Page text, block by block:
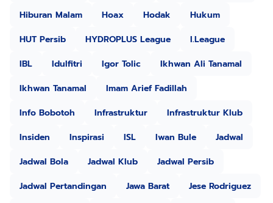
Hiburan Malam
Hoax Hodak
Hukum
HUT Persib
HYDROPLUS League
I.League
IBL
Idulfitri Igor Tolic
Ikhwan Ali Tanamal
Ikhwan Tanamal
Imam Arief Fadillah
Info Bobotoh
Infrastruktur
Infrastruktur Klub
Insiden
Inspirasi ISL Iwan Bule
Jadwal
Jadwal Bola
Jadwal Klub
Jadwal Persib
Jadwal Pertandingan
Jawa Barat
Jese Rodriguez